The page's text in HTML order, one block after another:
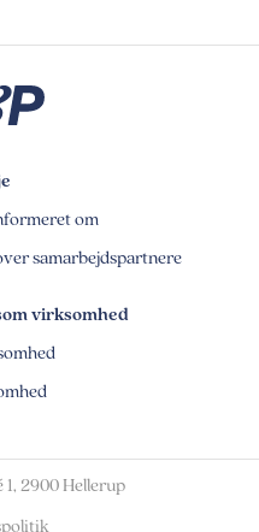
om
samarbejdspartnere
virksomhed
2900 Hellerup